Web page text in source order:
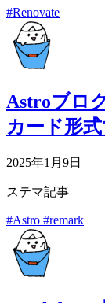
#Renovate
Astroブロ
カード形
2025年1月9日
ステマ記事
#Astro #remark